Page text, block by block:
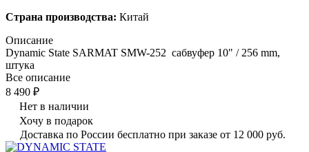
Страна производства: Китай
Описание
Dynamic State SARMAT SMW-252 сабвуфер 10" / 256 mm,
штука
Все описание
8 490 ₽
Нет в наличии
Хочу в подарок
Доставка по России бесплатно при заказе от 12 000 руб.